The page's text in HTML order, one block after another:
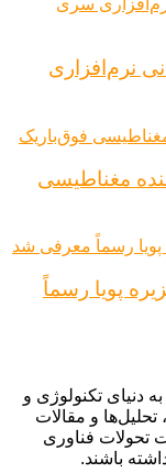
نرم‌افزاری
مغناطیسی
و جزیره پویا رسماً
دنیای تکنولوژی و
و مقالات
تحولات فناوری
باشند.